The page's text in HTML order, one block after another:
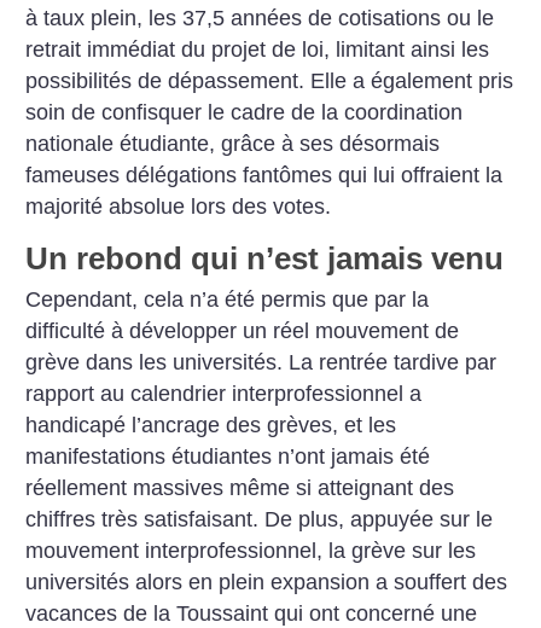
à taux plein, les 37,5 années de cotisations ou le
retrait immédiat du projet de loi, limitant ainsi les
possibilités de dépassement. Elle a également pris
soin de confisquer le cadre de la coordination
nationale étudiante, grâce à ses désormais
fameuses délégations fantômes qui lui offraient la
majorité absolue lors des votes.
Un rebond qui n’est jamais venu
Cependant, cela n’a été permis que par la
difficulté à développer un réel mouvement de
grève dans les universités. La rentrée tardive par
rapport au calendrier interprofessionnel a
handicapé l’ancrage des grèves, et les
manifestations étudiantes n’ont jamais été
réellement massives même si atteignant des
chiffres très satisfaisant. De plus, appuyée sur le
mouvement interprofessionnel, la grève sur les
universités alors en plein expansion a souffert des
vacances de la Toussaint qui ont concerné une